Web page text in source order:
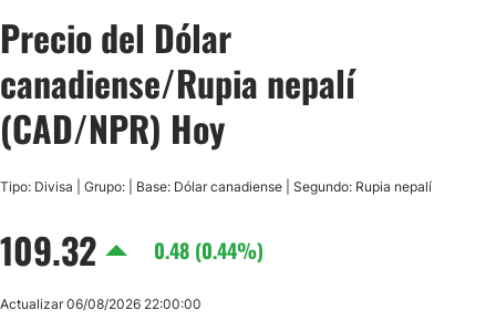
USD/JPY
GBP/USD
USD/CAD
AUD/USD
Precio del Dólar
canadiense/Rupia nepalí
(CAD/NPR) Hoy
Tipo: Divisa | Grupo: | Base: Dólar canadiense | Segundo: Rupia nepalí
109.32 0.48 (0.44%)
Actualizar 06/08/2026 22:00:00